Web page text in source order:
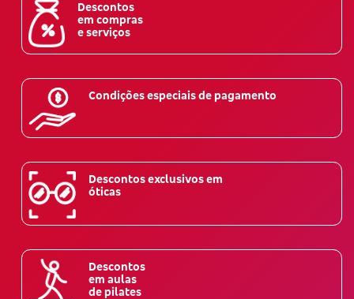
Descontos
em compras
e serviços
Condições especiais de pagamento
Descontos exclusivos em
óticas
Descontos
em aulas
de pilates